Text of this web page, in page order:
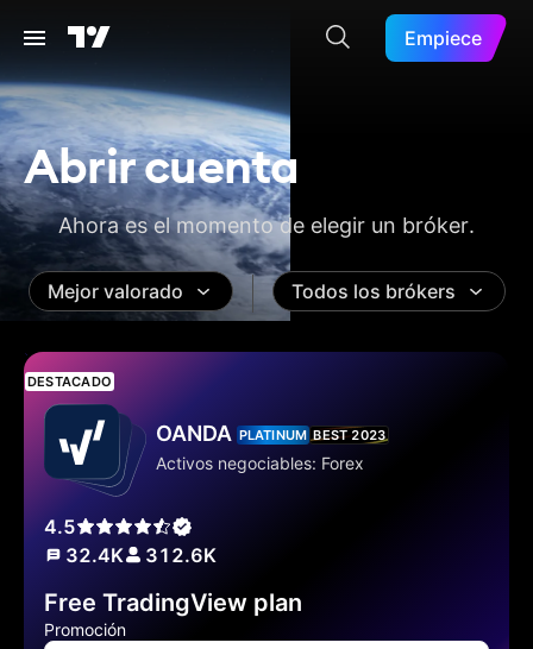
Empiece
Abrir cuenta
Ahora es el momento de elegir un bróker.
Mejor valorado Todos los brókers
DESTACADO
OANDA PLATINUM BEST 2023
Activos negociables: Forex
4.5
32.4K
312.6K
Free TradingView plan
Promoción